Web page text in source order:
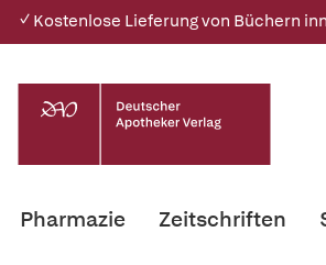
✓ Kostenlose Lieferung von Büchern
Pharmazie Zeitschriften